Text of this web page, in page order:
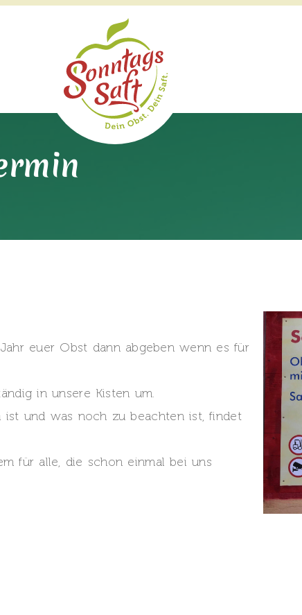
euer Obst dann abgeben wenn es für
in unsere Kisten um.
ist und was noch zu beachten ist, findet
für alle, die schon einmal bei uns